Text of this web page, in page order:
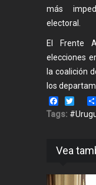
más
electoral.
El Frente
elecciones
la coalición
los
Facebook
Tags:
Vea